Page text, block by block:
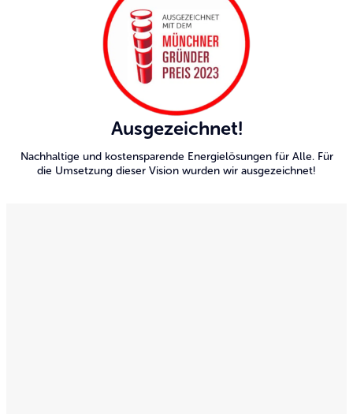
Ausgezeichnet!
Nachhaltige und kostensparende Energielösungen für Alle. Für
die Umsetzung dieser Vision wurden wir ausgezeichnet!